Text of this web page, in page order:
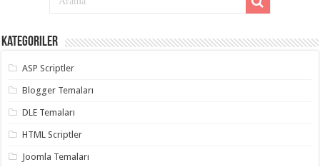
Kategoriler
ASP Scriptler
Blogger Temaları
DLE Temaları
HTML Scriptler
Joomla Temaları